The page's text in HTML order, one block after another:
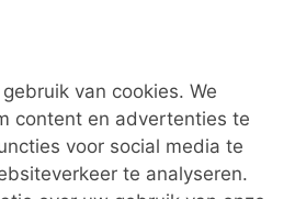
van cookies. We
content en advertenties te
voor social media te
te analyseren.